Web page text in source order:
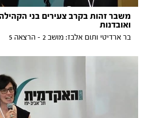
משבר זהות בקרב צעירים בני
ואובדנות
בר ארדיטי ותום אלבז: מושב 2 - הרצאה 5